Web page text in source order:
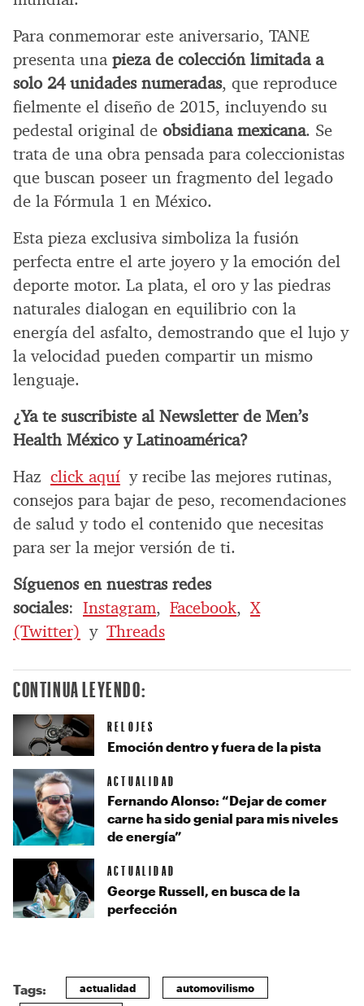
Para conmemorar este aniversario, TANE
presenta una pieza de colección limitada a
solo 24 unidades numeradas, que reproduce
fielmente el diseño de 2015, incluyendo su
pedestal original de obsidiana mexicana. Se
trata de una obra pensada para coleccionistas
que buscan poseer un fragmento del legado
de la Fórmula 1 en México.
Esta pieza exclusiva simboliza la fusión
perfecta entre el arte joyero y la emoción del
deporte motor. La plata, el oro y las piedras
naturales dialogan en equilibrio con la
energía del asfalto, demostrando que el lujo y
la velocidad pueden compartir un mismo
lenguaje.
¿Ya te suscribiste al Newsletter de Men’s
Health México y Latinoamérica?
Haz click aquí y recibe las mejores rutinas,
consejos para bajar de peso, recomendaciones
de salud y todo el contenido que necesitas
para ser la mejor versión de ti.
Síguenos en nuestras redes
sociales: Instagram, Facebook,X
(Twitter) y Threads
CONTINUA LEYENDO:
RELOJES
Emoción dentro y fuera de la pista
ACTUALIDAD
Fernando Alonso: “Dejar de comer
carne ha sido genial para mis niveles
de energía”
ACTUALIDAD
George Russell, en busca de la
perfección
Tags: actualidad automovilismo